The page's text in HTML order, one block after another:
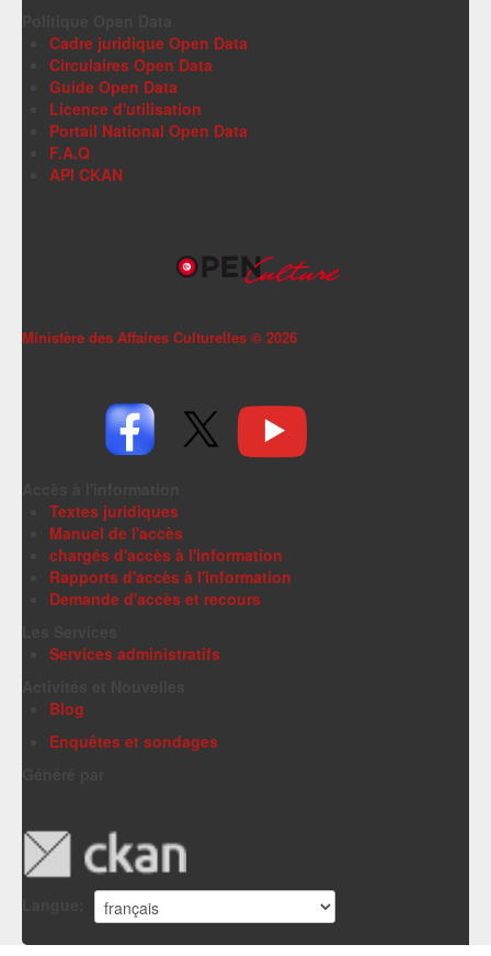
Cadre juridique Open Data
Circulaires Open Data
Guide Open Data
Licence d'utilisation
Portail National Open Data
F.A.Q
API CKAN
Ministère des Affaires Culturelles © 2026
Textes juridiques
Manuel de l'accès
chargés d'accès à l'information
Rapports d'accès à l'information
Demande d'accès et recours
Services administratifs
Blog
Enquêtes et sondages